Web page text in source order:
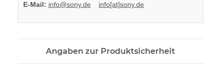
E-Mail: info@sony.de info[at]sony.de
Angaben zur Produktsicherheit